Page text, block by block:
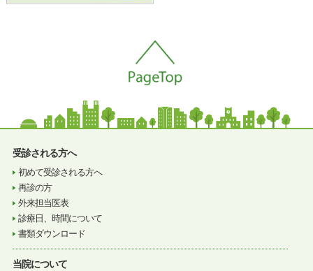
受診される方へ
初めて受診される方へ
再診の方
外来担当医表
診療日、時間について
書類ダウンロード
当院について